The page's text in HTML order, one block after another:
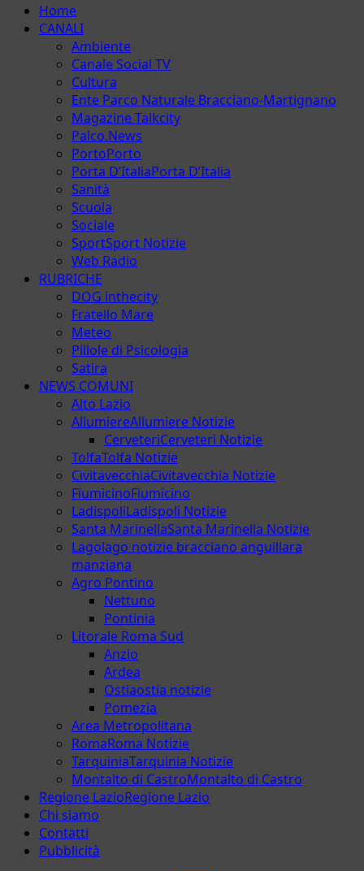
Menu
principale
Home
CANALI
Ambiente
Canale Social TV
Cultura
Ente Parco Naturale Bracciano-Martignano
Magazine Talkcity
Palco.News
PortoPorto
Porta D’ItaliaPorta D’Italia
Sanità
Scuola
Sociale
SportSport Notizie
Web Radio
RUBRICHE
DOG inthecity
Fratello Mare
Meteo
Pillole di Psicologia
Satira
NEWS COMUNI
Alto Lazio
AllumiereAllumiere Notizie
CerveteriCerveteri Notizie
TolfaTolfa Notizie
CivitavecchiaCivitavecchia Notizie
FiumicinoFiumicino
LadispoliLadispoli Notizie
Santa MarinellaSanta Marinella Notizie
Lagolago notizie bracciano anguillara
manziana
Agro Pontino
Nettuno
Pontinia
Litorale Roma Sud
Anzio
Ardea
Ostiaostia notizie
Pomezia
Area Metropolitana
RomaRoma Notizie
TarquiniaTarquinia Notizie
Montalto di CastroMontalto di Castro
Regione LazioRegione Lazio
Chi siamo
Contatti
Pubblicità